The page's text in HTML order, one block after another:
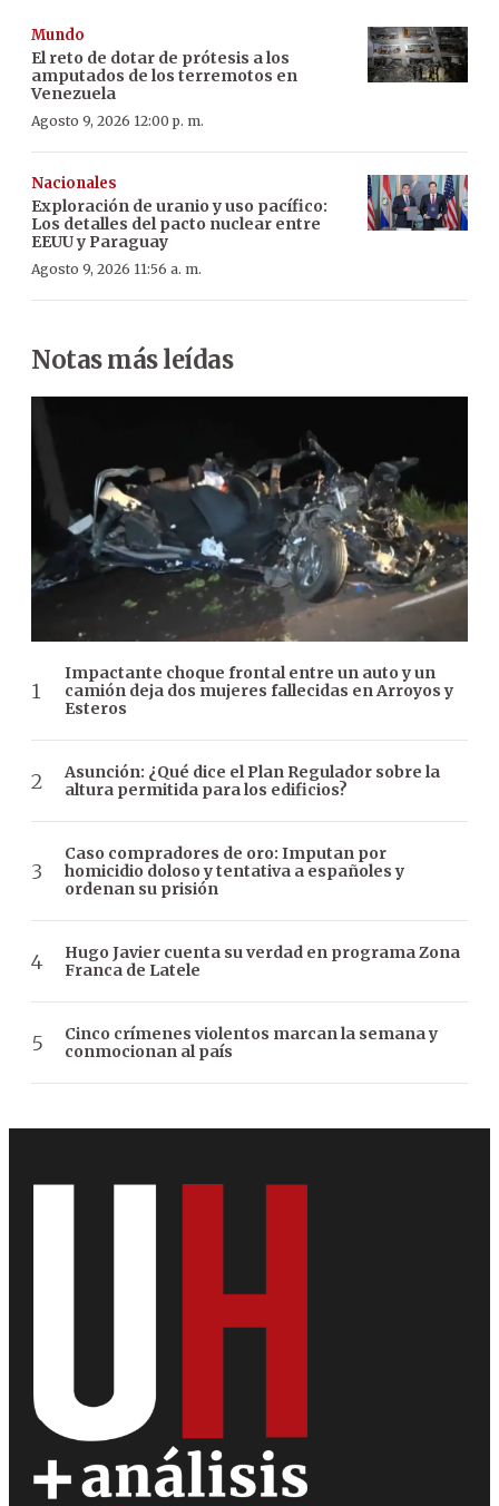
Mundo
El reto de dotar de prótesis a los
amputados de los terremotos en
Venezuela
Agosto 9, 2026 12:00 p. m.
Nacionales
Exploración de uranio y uso pacífico:
Los detalles del pacto nuclear entre
EEUU y Paraguay
Agosto 9, 2026 11:56 a. m.
Notas más leídas
Impactante choque frontal entre un auto y un
camión deja dos mujeres fallecidas en Arroyos y
Esteros
Asunción: ¿Qué dice el Plan Regulador sobre la
altura permitida para los edificios?
Caso compradores de oro: Imputan por
homicidio doloso y tentativa a españoles y
ordenan su prisión
Hugo Javier cuenta su verdad en programa Zona
Franca de Latele
Cinco crímenes violentos marcan la semana y
conmocionan al país